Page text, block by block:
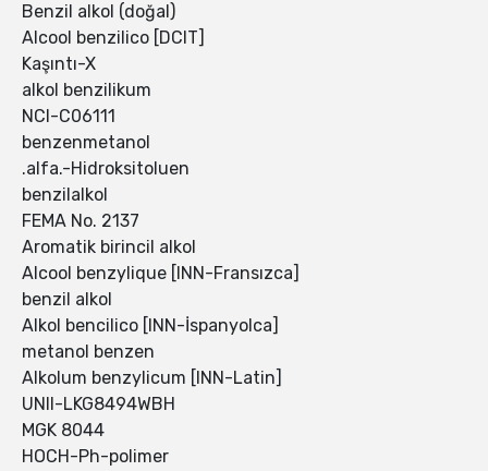
Benzil alkol (doğal)
Alcool benzilico [DCIT]
Kaşıntı-X
alkol benzilikum
NCI-C06111
benzenmetanol
.alfa.-Hidroksitoluen
benzilalkol
FEMA No. 2137
Aromatik birincil alkol
Alcool benzylique [INN-Fransızca]
benzil alkol
Alkol bencilico [INN-İspanyolca]
metanol benzen
Alkolum benzylicum [INN-Latin]
UNII-LKG8494WBH
MGK 8044
HOCH-Ph-polimer